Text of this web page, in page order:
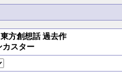
方創想話 過去作
カスター